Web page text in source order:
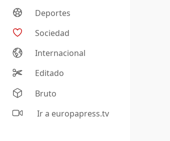
Deportes
Sociedad
Internacional
Editado
Bruto
Ir a europapress.tv